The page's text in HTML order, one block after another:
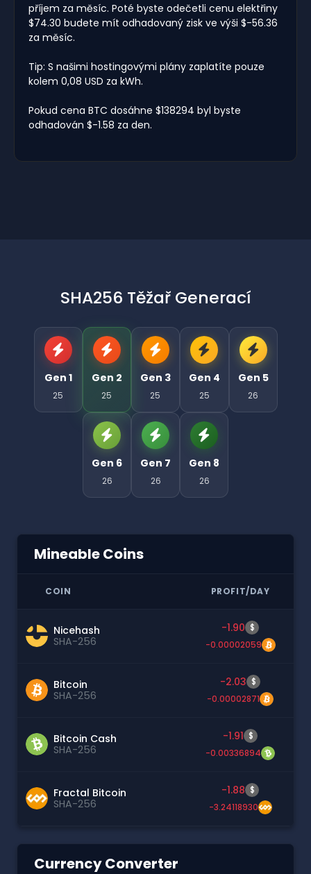
příjem za měsíc. Poté byste odečetli cenu elektřiny
$74.30 budete mít odhadovaný zisk ve výši $-56.36
za měsíc.
Tip: S našimi hostingovými plány zaplatíte pouze
kolem 0,08 USD za kWh.
Pokud cena BTC dosáhne $138294 byl byste
odhadován $-1.58 za den.
SHA256 Těžař Generací
Gen 1
25
Gen 2
25
Gen 3
25
Gen 4
25
Gen 5
26
Gen 6
26
Gen 7
26
Gen 8
26
Mineable Coins
COIN PROFIT/DAY
Nicehash
SHA-256
-1.90 $
-0.00002059
Bitcoin
SHA-256
-2.03 $
-0.00002871
Bitcoin Cash
SHA-256
-1.91 $
-0.00336894
Fractal Bitcoin
SHA-256
-1.88 $
-3.24118930
Currency Converter